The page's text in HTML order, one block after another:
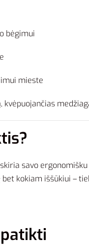
bėgimui
mieste
savo
kokiam iššūkiui –